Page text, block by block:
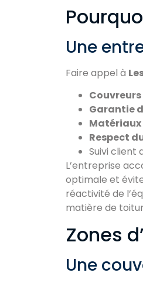
Une
Faire appel à
Garantie
Respect
Suivi client
L’entreprise
optimale et
réactivité de
matière de
Zones
Une